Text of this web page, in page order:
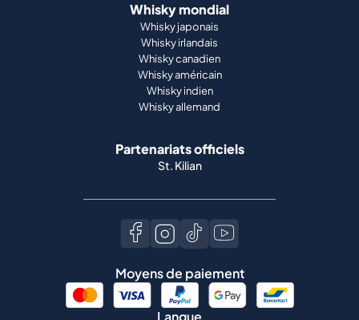
Whisky mondial
Whisky japonais
Whisky irlandais
Whisky canadien
Whisky américain
Whisky indien
Whisky allemand
Partenariats officiels
St. Kilian
Moyens de paiement
Langue